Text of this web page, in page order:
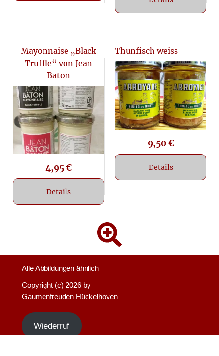
Mayonnaise „Black
Truffle“ von Jean
Baton
4,95€
Details
Thunfisch weiss
9,50€
Details
Alle Abbildungen ähnlich
Copyright (c) 2026 by
Gaumenfreuden Hückelhoven
Wiederruf